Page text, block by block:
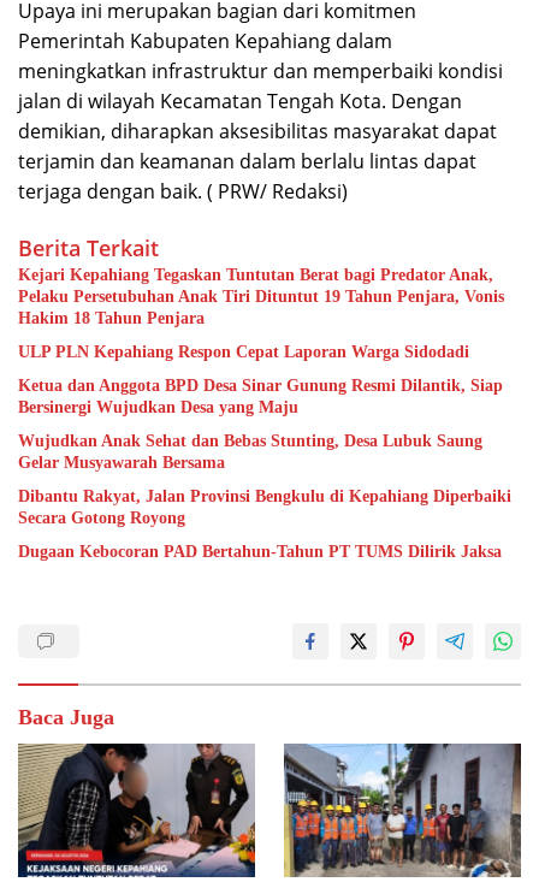
Upaya ini merupakan bagian dari komitmen
Pemerintah Kabupaten Kepahiang dalam
meningkatkan infrastruktur dan memperbaiki kondisi
jalan di wilayah Kecamatan Tengah Kota. Dengan
demikian, diharapkan aksesibilitas masyarakat dapat
terjamin dan keamanan dalam berlalu lintas dapat
terjaga dengan baik. ( PRW/ Redaksi)
Berita Terkait
Kejari Kepahiang Tegaskan Tuntutan Berat bagi Predator Anak,
Pelaku Persetubuhan Anak Tiri Dituntut 19 Tahun Penjara, Vonis
Hakim 18 Tahun Penjara
ULP PLN Kepahiang Respon Cepat Laporan Warga Sidodadi
Ketua dan Anggota BPD Desa Sinar Gunung Resmi Dilantik, Siap
Bersinergi Wujudkan Desa yang Maju
Wujudkan Anak Sehat dan Bebas Stunting, Desa Lubuk Saung
Gelar Musyawarah Bersama
Dibantu Rakyat, Jalan Provinsi Bengkulu di Kepahiang Diperbaiki
Secara Gotong Royong
Dugaan Kebocoran PAD Bertahun-Tahun PT TUMS Dilirik Jaksa
Baca Juga